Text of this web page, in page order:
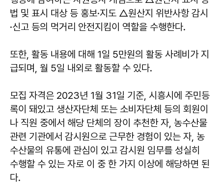
법 및 표시 대상 등 홍보·지도 △원산지 위반사항 감시
·신고 등의 먹거리 안전지킴이 역할을 수행한다.
또한, 활동 내용에 대해 1일 5만원의 활동 사례비가 지
급되며, 월 5일 내외로 활동할 수 있다.
모집 자격은 2023년 1월 31일 기준, 시흥시에 주민등
록이 돼있고 생산자단체 또는 소비자단체 등의 회원이
나 직원 중에서 해당 단체의 장이 추천한 자, 농수산물
관련 기관에서 감시원으로 근무한 경험이 있는 자, 농
수산물의 유통에 관심이 있고 감시원 임무를 성실히
수행할 수 있는 자로 이 중 한 가지 이상에 해당하면 된
다.